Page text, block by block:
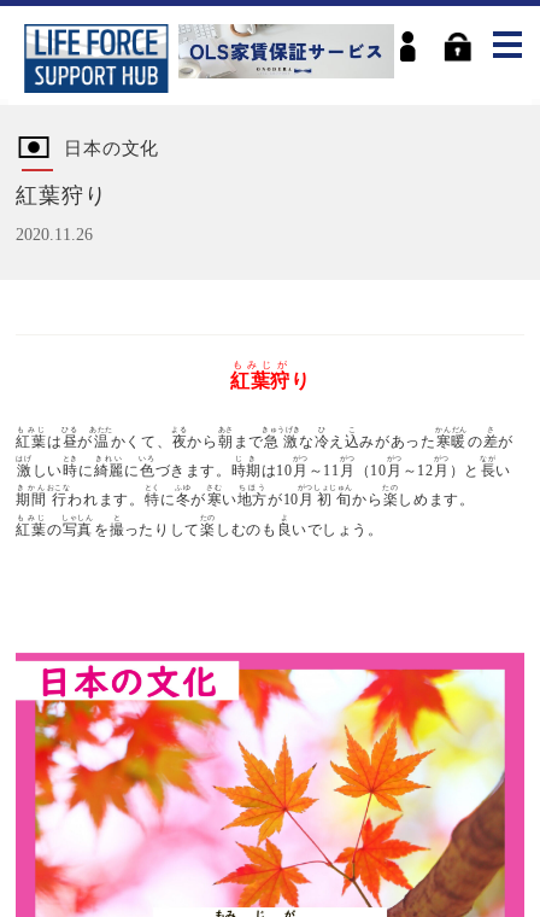
日本の文化
紅葉狩り
2020.11.26
紅葉狩
もみじが
り
紅葉
もみじ
は昼
ひる
が温
あたた
かくて、 夜
よる
から 朝
あさ
まで急激
きゅうげき
な冷
ひ
え 込
こ
みがあった寒暖
かんだん
の差
さ
が
激
はげ
しい時
とき
に綺麗
きれい
に色
いろ
づきます。 時期
じき
は10 月
がつ
～11 月
がつ
（10 月
がつ
～12 月
がつ
）と 長
なが
い
期間
きかん
行
おこな
われます。 特
とく
に冬
ふゆ
が寒
さむ
い地方
ちほう
が10 月初旬
がつしょじゅん
から 楽
たの
しめます。
紅葉
もみじ
の写真
しゃしん
を撮
と
ったりして楽
たの
しむのも 良
よ
いでしょう 。